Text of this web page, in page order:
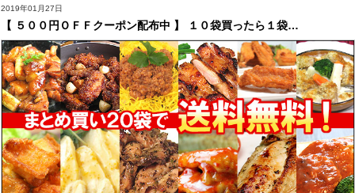
2019年01月27日
【 ５００円ＯＦＦクーポン配布中 】 １０袋買ったら１袋…